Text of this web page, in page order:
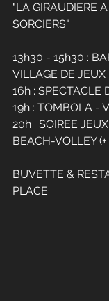
"LA GIRAUDIERE
SORCIERS"
13h30 - 15h30 :
VILLAGE DE
16h : SPECTACLE
19h : TOMBOLA -
20h : SOIREE
BEACH-VOLLEY
BUVETTE &
PLACE